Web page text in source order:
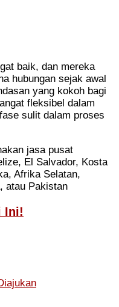
baik, dan mereka
hubungan sejak awal
yang kokoh bagi
fleksibel dalam
sulit dalam proses
jasa pusat
El Salvador, Kosta
Afrika Selatan,
atau Pakistan
Ini!